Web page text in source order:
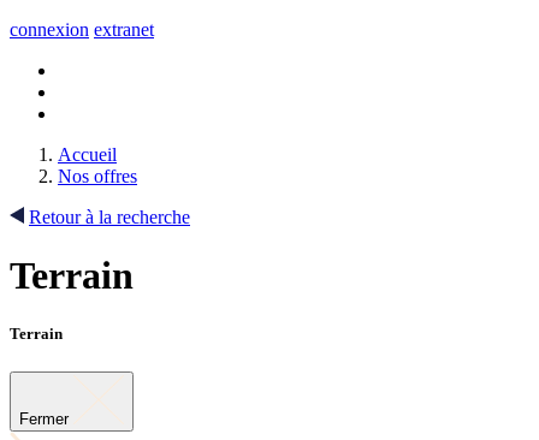
connexion extranet
Accueil
Nos offres
Retour à la recherche
Terrain
Terrain
Fermer